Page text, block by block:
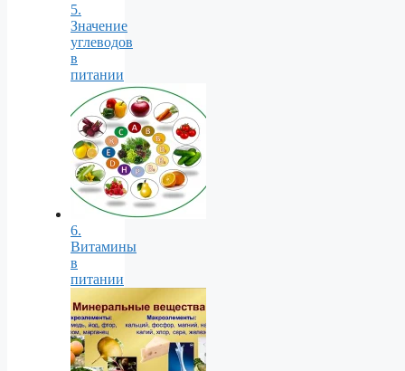
5.
Значение
углеводов
в
питании
6.
Витамины
в
питании